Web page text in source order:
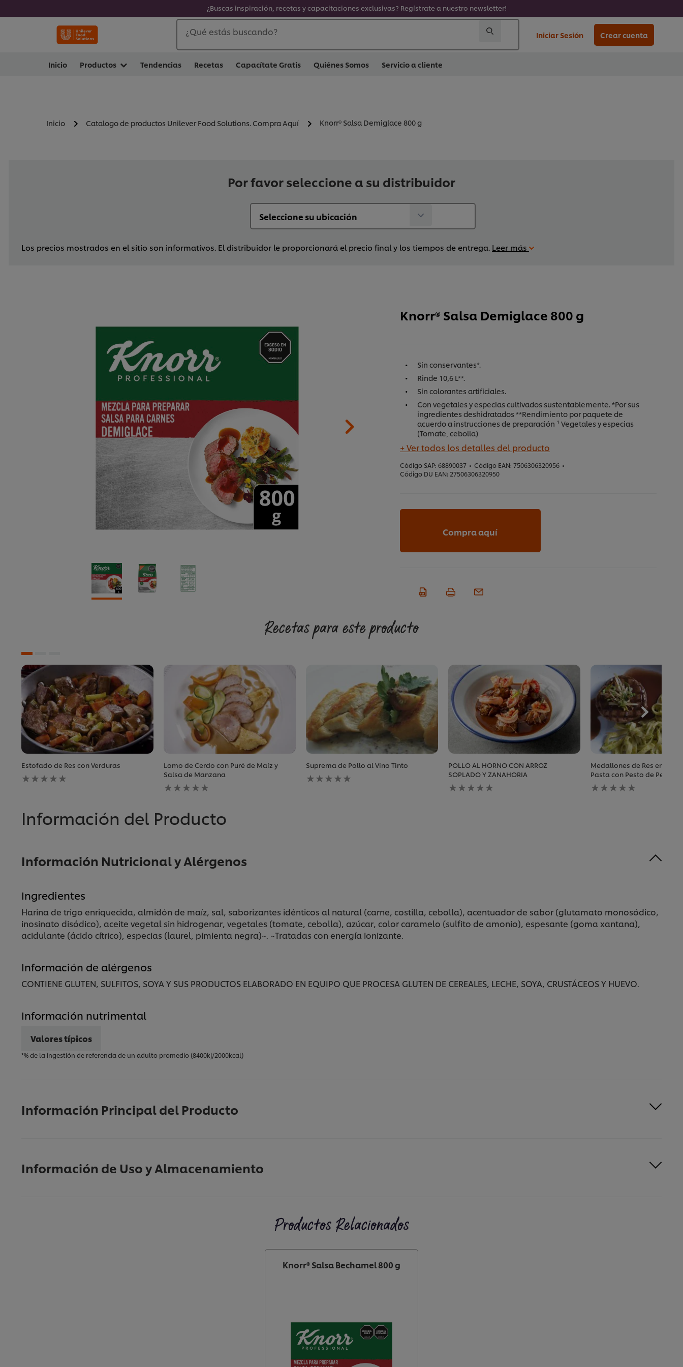
¿Buscas inspiración, recetas y capacitaciones exclusivas? Regístrate a nuestro newsletter!
¿Qué estás buscando? Iniciar Sesión Crear cuenta
Inicio Productos Tendencias Recetas Capacítate Gratis Quiénes Somos Servicio a cliente
Inicio Catalogo de productos Unilever Food Solutions. Compra Aquí Knorr® Salsa Demiglace 800 g
Por favor seleccione a su distribuidor
Los precios mostrados en el sitio son informativos. El distribuidor le proporcionará el precio final y los tiempos de entrega. Leer más
Knorr® Salsa Demiglace 800 g
Sin conservantes*.
Rinde 10,6 L**.
Sin colorantes artificiales.
Con vegetales y especias cultivados sustentablemente. *Por sus
ingredientes deshidratados **Rendimiento por paquete de
acuerdo a instrucciones de preparación ¹ Vegetales y especias
(Tomate, cebolla)
+ Ver todos los detalles del producto
Código SAP: 68890037 • Código EAN: 7506306320956 •
Código DU EAN: 27506306320950
Compra aquí
Recetas para este producto
Estofado de Res con Verduras
No
se
calificaciones
para
Lomo de Cerdo con Puré de Maíz y
Salsa de Manzana
No
se
enviado
calificaciones
Suprema de Pollo al Vino Tinto
No
se
POLLO AL HORNO CON ARROZ
SOPLADO Y ZANAHORIA
No
se
Medallones de Res en
Pasta con Pesto de Perejil
No
se
Información del Producto
Información Nutricional y Alérgenos
Ingredientes
Harina de trigo enriquecida, almidón de maíz, sal, saborizantes idénticos al natural (carne, costilla, cebolla), acentuador de sabor (glutamato monosódico,
inosinato disódico), aceite vegetal sin hidrogenar, vegetales (tomate, cebolla), azúcar, color caramelo (sulfito de amonio), espesante (goma xantana),
acidulante (ácido cítrico), especias (laurel, pimienta negra)~. ~Tratadas con energía ionizante.
Información de alérgenos
CONTIENE GLUTEN, SULFITOS, SOYA Y SUS PRODUCTOS ELABORADO EN EQUIPO QUE PROCESA GLUTEN DE CEREALES, LECHE, SOYA, CRUSTÁCEOS Y HUEVO.
Información nutrimental
Valores típicos
*% de la ingestión de referencia de un adulto promedio (8400kj/2000kcal)
Información Principal del Producto
Información de Uso y Almacenamiento
Productos Relacionados
Knorr® Salsa Bechamel 800 g